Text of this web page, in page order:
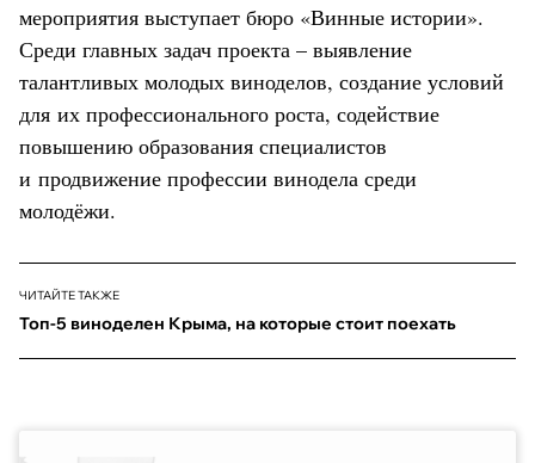
мероприятия выступает бюро «Винные истории».
Среди главных задач проекта – выявление
талантливых молодых виноделов, создание условий
для их профессионального роста, содействие
повышению образования специалистов
и продвижение профессии винодела среди
молодёжи.
ЧИТАЙТЕ ТАКЖЕ
Топ-5 виноделен Крыма, на которые стоит поехать